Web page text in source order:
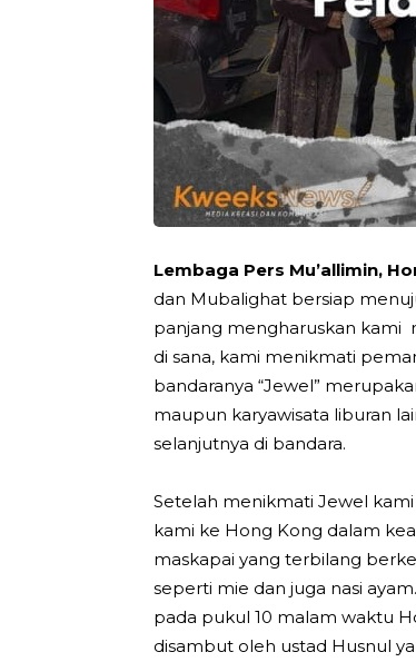
Lembaga Pers Mu’allimin,
dan Mubalighat bersiap
panjang mengharuskan kami
di sana, kami menikmati
bandaranya “Jewel”
maupun karyawisata liburan
selanjutnya di bandara.
Setelah menikmati Jewel
kami ke Hong Kong dalam
maskapai yang terbilang
seperti mie dan juga nasi
pada pukul 10 malam waktu
disambut oleh ustad Husnul